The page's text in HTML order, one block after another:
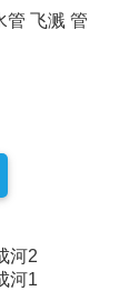
管 飞溅 管
河2
河1